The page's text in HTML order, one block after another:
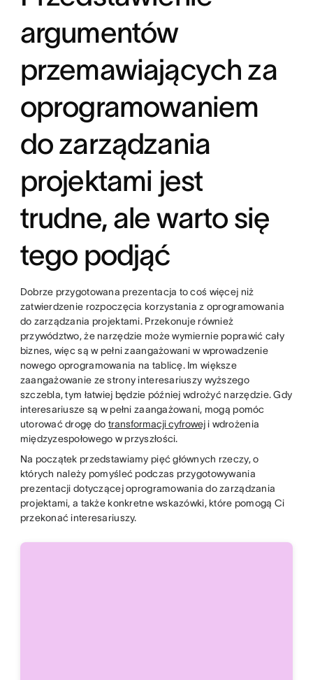
argumentów
przemawiających za
oprogramowaniem
do zarządzania
projektami jest
trudne, ale warto się
tego podjąć
Dobrze przygotowana prezentacja to coś więcej niż
zatwierdzenie rozpoczęcia korzystania z oprogramowania
do zarządzania projektami. Przekonuje również
przywództwo, że narzędzie może wymiernie poprawić cały
biznes, więc są w pełni zaangażowani w wprowadzenie
nowego oprogramowania na tablicę. Im większe
zaangażowanie ze strony interesariuszy wyższego
szczebla, tym łatwiej będzie później wdrożyć narzędzie. Gdy
interesariusze są w pełni zaangażowani, mogą pomóc
utorować drogę do transformacji cyfroweji wdrożenia
międzyzespołowego w przyszłości.
Na początek przedstawiamy pięć głównych rzeczy, o
których należy pomyśleć podczas przygotowywania
prezentacji dotyczącej oprogramowania do zarządzania
projektami, a także konkretne wskazówki, które pomogą Ci
przekonać interesariuszy.